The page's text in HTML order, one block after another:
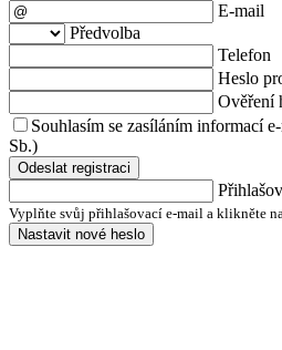
E-mail
Předvolba
Telefon
Heslo
Ověření
Souhlasím se zasíláním informací
Sb.)
Odeslat registraci
Vyplňte svůj přihlašovací e-mail a klikněte
Nastavit nové heslo